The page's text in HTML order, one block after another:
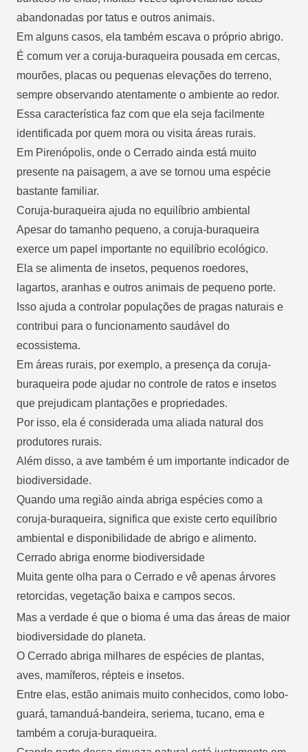
abandonadas por tatus e outros animais.
Em alguns casos, ela também escava o próprio abrigo.
É comum ver a coruja-buraqueira pousada em cercas,
mourões, placas ou pequenas elevações do terreno,
sempre observando atentamente o ambiente ao redor.
Essa característica faz com que ela seja facilmente
identificada por quem mora ou visita áreas rurais.
Em Pirenópolis, onde o Cerrado ainda está muito
presente na paisagem, a ave se tornou uma espécie
bastante familiar.
Coruja-buraqueira ajuda no equilíbrio ambiental
Apesar do tamanho pequeno, a coruja-buraqueira
exerce um papel importante no equilíbrio ecológico.
Ela se alimenta de insetos, pequenos roedores,
lagartos, aranhas e outros animais de pequeno porte.
Isso ajuda a controlar populações de pragas naturais e
contribui para o funcionamento saudável do
ecossistema.
Em áreas rurais, por exemplo, a presença da coruja-
buraqueira pode ajudar no controle de ratos e insetos
que prejudicam plantações e propriedades.
Por isso, ela é considerada uma aliada natural dos
produtores rurais.
Além disso, a ave também é um importante indicador de
biodiversidade.
Quando uma região ainda abriga espécies como a
coruja-buraqueira, significa que existe certo equilíbrio
ambiental e disponibilidade de abrigo e alimento.
Cerrado abriga enorme biodiversidade
Muita gente olha para o Cerrado e vê apenas árvores
retorcidas, vegetação baixa e campos secos.
Mas a verdade é que o bioma é uma das áreas de maior
biodiversidade do planeta.
O Cerrado abriga milhares de espécies de plantas,
aves, mamíferos, répteis e insetos.
Entre elas, estão animais muito conhecidos, como lobo-
guará, tamanduá-bandeira, seriema, tucano, ema e
também a coruja-buraqueira.